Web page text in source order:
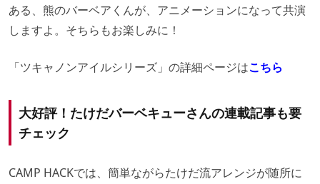
ある、熊のバーベアくんが、アニメーションになって共演
しますよ。そちらもお楽しみに！
「ツキャノンアイルシリーズ」の詳細ページはこちら
大好評！たけだバーベキューさんの連載記事も要
チェック
CAMP HACKでは、簡単ながらたけだ流アレンジが随所に